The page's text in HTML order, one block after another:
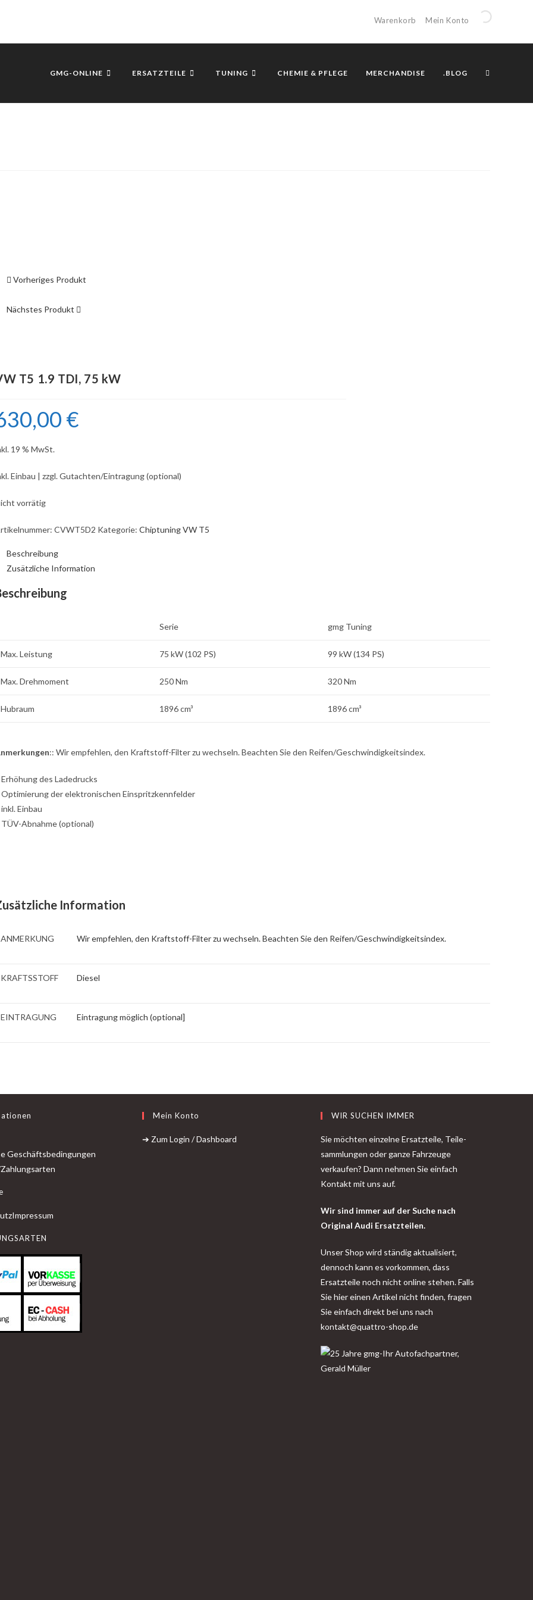
Warenkorb Mein Konto
GMG-ONLINE ERSATZTEILE TUNING CHEMIE & PFLEGE MERCHANDISE .BLOG
Vorheriges Produkt
Nächstes Produkt
T5 1.9 TDI, 75 kW
€
19 % MwSt.
Einbau | zzgl. Gutachten/Eintragung (optional)
vorrätig
CVWT5D2 Kategorie: Chiptuning VW T5
Beschreibung
Zusätzliche Information
Serie gmg Tuning
Max. Leistung 75 kW (102 PS) 99 kW (134 PS)
Max. Drehmoment 250 Nm 320 Nm
Hubraum 1896 cm³ 1896 cm³
:: Wir empfehlen, den Kraftstoff-Filter zu wechseln. Beachten Sie den Reifen/Geschwindigkeitsindex.
des Ladedrucks
Optimierung der elektronischen Einspritzkennfelder
Einbau
Abnahme (optional)
Information
ANMERKUNG Wir empfehlen, den Kraftstoff-Filter zu wechseln. Beachten Sie den Reifen/Geschwindigkeitsindex.
KRAFTSSTOFF Diesel
EINTRAGUNG Eintragung möglich (optional]
Geschäftsbedingungen
Impressum
Mein Konto
➔ Zum Login / Dashboard
WIR SUCHEN IMMER
Sie möchten einzelne Ersatzteile, Teile-
sammlungen oder ganze Fahrzeuge
verkaufen? Dann nehmen Sie einfach
Kontakt mit uns auf.
Wir sind immer auf der Suche nach
Original Audi Ersatzteilen.
Unser Shop wird ständig aktualisiert,
dennoch kann es vorkommen, dass
Ersatzteile noch nicht online stehen. Falls
Sie hier einen Artikel nicht finden, fragen
Sie einfach direkt bei uns nach
kontakt@quattro-shop.de